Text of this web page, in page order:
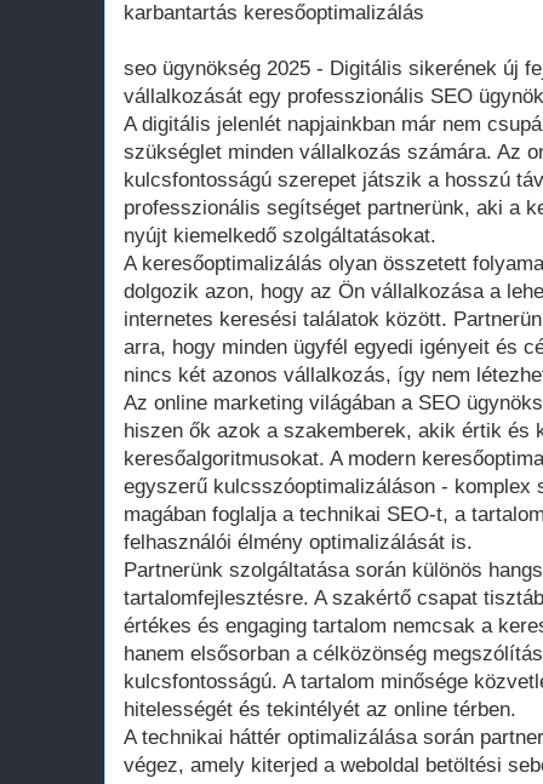
karbantartás keresőoptimalizálás
seo ügynökség 2025 - Digitális sikerének új
vállalkozását egy professzionális SEO
A digitális jelenlét napjainkban már nem
szükséglet minden vállalkozás számára. Az
kulcsfontosságú szerepet játszik a hosszú
professzionális segítséget partnerünk, aki a
nyújt kiemelkedő szolgáltatásokat.
A keresőoptimalizálás olyan összetett
dolgozik azon, hogy az Ön vállalkozása a
internetes keresési találatok között.
arra, hogy minden ügyfél egyedi igényeit és
nincs két azonos vállalkozás, így nem
Az online marketing világában a SEO
hiszen ők azok a szakemberek, akik értik és
keresőalgoritmusokat. A modern
egyszerű kulcsszóoptimalizáláson - komplex
magában foglalja a technikai SEO-t, a
felhasználói élmény optimalizálását is.
Partnerünk szolgáltatása során különös
tartalomfejlesztésre. A szakértő csapat
értékes és engaging tartalom nemcsak a
hanem elsősorban a célközönség
kulcsfontosságú. A tartalom minősége
hitelességét és tekintélyét az online térben.
A technikai háttér optimalizálása során
végez, amely kiterjed a weboldal betöltési